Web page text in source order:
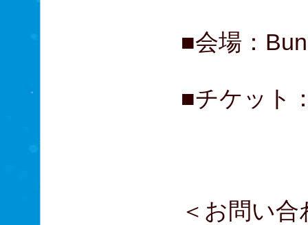
■会場：
■チケット
＜お問い合